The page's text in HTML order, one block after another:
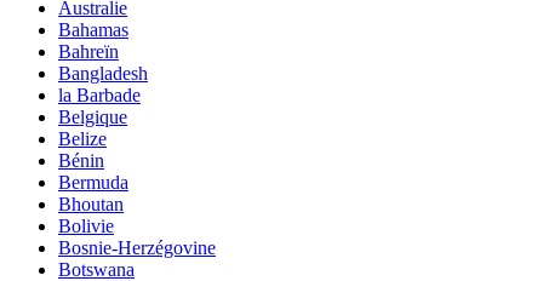
Australie
Bahamas
Bahreïn
Bangladesh
la Barbade
Belgique
Belize
Bénin
Bermuda
Bhoutan
Bolivie
Bosnie-Herzégovine
Botswana